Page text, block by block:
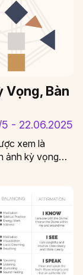
Vọng, Bàn
- 22.06.2025
xem là
ảnh kỳ vọng…